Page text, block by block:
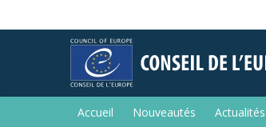
Accueil Nouveautés Actualités